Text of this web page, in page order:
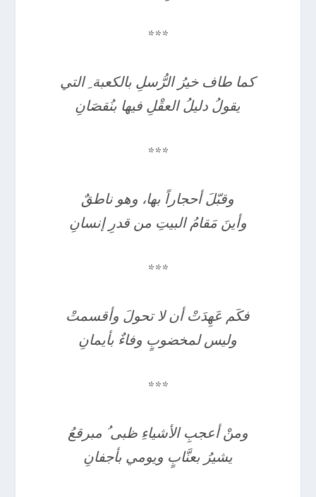
***
كما طاف خيرُ الرُّسلِ بالكعبة ِ التي
يقولُ دليلُ العقْلِ فيها بنُقصَانِ
***
وقبّلَ أحجاراً بها، وهو ناطقٌ
وأينَ مَقامُ البيتِ من قدرِ إنسانِ
***
فكَم عَهِدَتْ أن لا تحولَ وأقسمتْ
وليس لمخضوبٍ وفاءٌ بأيمانِ
***
ومنْ أعجبِ الأشياءِ ظبى ُ مبرقعُ
يشيرُ بعنَّابٍ ويومي بأجفانِ